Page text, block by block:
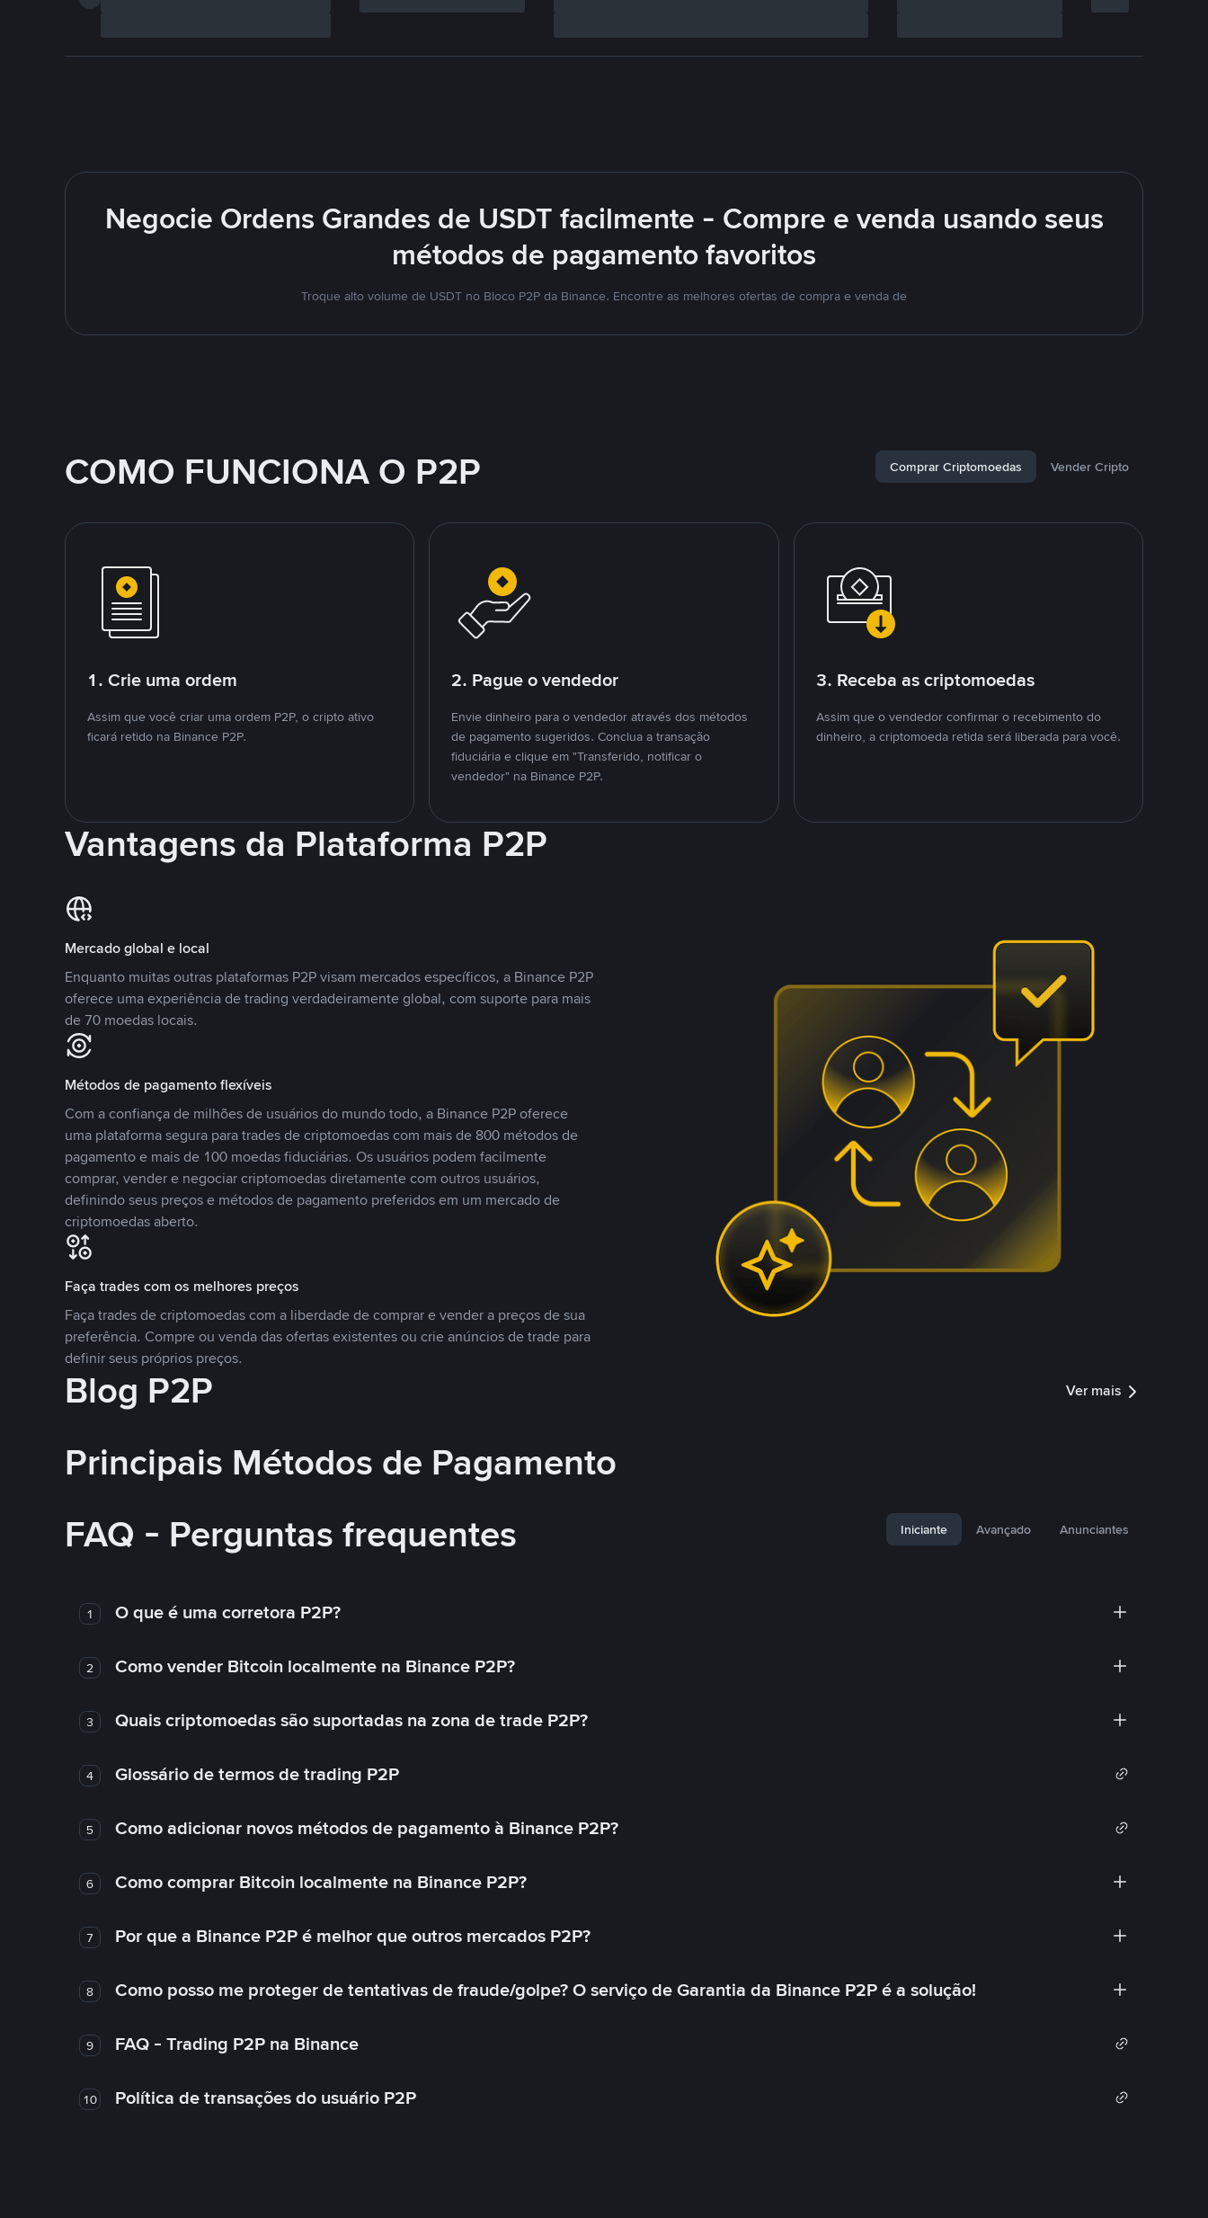
Negocie Ordens Grandes de USDT facilmente - Compre e venda usando seus
métodos de pagamento favoritos
Troque alto volume de USDT no Bloco P2P da Binance. Encontre as melhores ofertas de compra e venda de
COMO FUNCIONA O P2P Comprar Criptomoedas Vender Cripto
1. Crie uma ordem
Assim que você criar uma ordem P2P, o cripto ativo
ficará retido na Binance P2P.
2. Pague o vendedor
Envie dinheiro para o vendedor através dos métodos
de pagamento sugeridos. Conclua a transação
fiduciária e clique em "Transferido, notificar o
vendedor" na Binance P2P.
3. Receba as criptomoedas
Assim que o vendedor confirmar o recebimento do
dinheiro, a criptomoeda retida será liberada para você.
Vantagens da Plataforma P2P
Mercado global e local
Enquanto muitas outras plataformas P2P visam mercados específicos, a Binance P2P
oferece uma experiência de trading verdadeiramente global, com suporte para mais
de 70 moedas locais.
Métodos de pagamento flexíveis
Com a confiança de milhões de usuários do mundo todo, a Binance P2P oferece
uma plataforma segura para trades de criptomoedas com mais de 800 métodos de
pagamento e mais de 100 moedas fiduciárias. Os usuários podem facilmente
comprar, vender e negociar criptomoedas diretamente com outros usuários,
definindo seus preços e métodos de pagamento preferidos em um mercado de
criptomoedas aberto.
Faça trades com os melhores preços
Faça trades de criptomoedas com a liberdade de comprar e vender a preços de sua
preferência. Compre ou venda das ofertas existentes ou crie anúncios de trade para
definir seus próprios preços.
Blog P2P Ver mais
Principais Métodos de Pagamento
FAQ - Perguntas frequentes
Iniciante Avançado Anunciantes
1 O que é uma corretora P2P?
2 Como vender Bitcoin localmente na Binance P2P?
3 Quais criptomoedas são suportadas na zona de trade P2P?
4 Glossário de termos de trading P2P
5 Como adicionar novos métodos de pagamento à Binance P2P?
6 Como comprar Bitcoin localmente na Binance P2P?
7 Por que a Binance P2P é melhor que outros mercados P2P?
8 Como posso me proteger de tentativas de fraude/golpe? O serviço de Garantia da Binance P2P é a solução!
9 FAQ - Trading P2P na Binance
10 Política de transações do usuário P2P